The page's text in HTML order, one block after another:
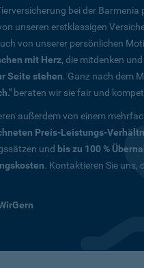
bei der Barmenia
unseren erstklassigen
von unserer persönlichen
mit Herz, die mitdenken
Seite stehen. Ganz nach dem
beraten wir sie fair und
außerdem von einem
Preis-Leistungs-
und bis zu 100 %
. Kontaktieren Sie uns,